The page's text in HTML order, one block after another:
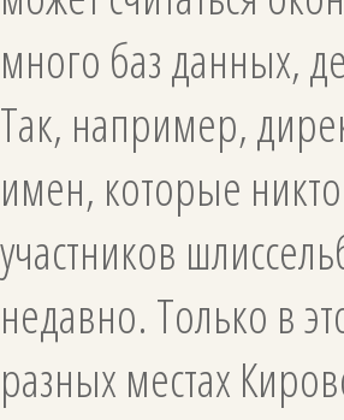
много баз данных,
Так, например,
имен, которые
участников
недавно. Только в
разных местах